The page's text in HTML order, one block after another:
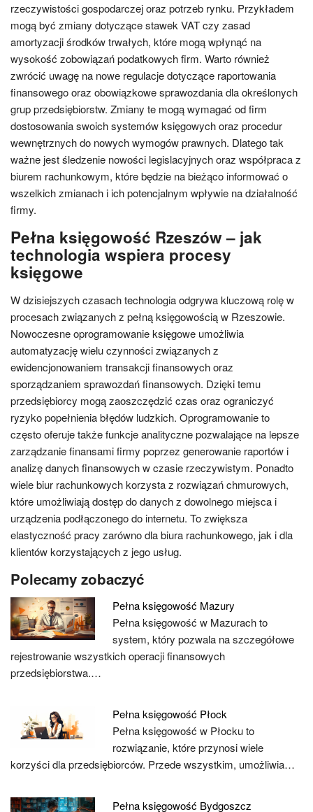
rzeczywistości gospodarczej oraz potrzeb rynku. Przykładem
mogą być zmiany dotyczące stawek VAT czy zasad
amortyzacji środków trwałych, które mogą wpłynąć na
wysokość zobowiązań podatkowych firm. Warto również
zwrócić uwagę na nowe regulacje dotyczące raportowania
finansowego oraz obowiązkowe sprawozdania dla określonych
grup przedsiębiorstw. Zmiany te mogą wymagać od firm
dostosowania swoich systemów księgowych oraz procedur
wewnętrznych do nowych wymogów prawnych. Dlatego tak
ważne jest śledzenie nowości legislacyjnych oraz współpraca z
biurem rachunkowym, które będzie na bieżąco informować o
wszelkich zmianach i ich potencjalnym wpływie na działalność
firmy.
Pełna księgowość Rzeszów – jak
technologia wspiera procesy
księgowe
W dzisiejszych czasach technologia odgrywa kluczową rolę w
procesach związanych z pełną księgowością w Rzeszowie.
Nowoczesne oprogramowanie księgowe umożliwia
automatyzację wielu czynności związanych z
ewidencjonowaniem transakcji finansowych oraz
sporządzaniem sprawozdań finansowych. Dzięki temu
przedsiębiorcy mogą zaoszczędzić czas oraz ograniczyć
ryzyko popełnienia błędów ludzkich. Oprogramowanie to
często oferuje także funkcje analityczne pozwalające na lepsze
zarządzanie finansami firmy poprzez generowanie raportów i
analizę danych finansowych w czasie rzeczywistym. Ponadto
wiele biur rachunkowych korzysta z rozwiązań chmurowych,
które umożliwiają dostęp do danych z dowolnego miejsca i
urządzenia podłączonego do internetu. To zwiększa
elastyczność pracy zarówno dla biura rachunkowego, jak i dla
klientów korzystających z jego usług.
Polecamy zobaczyć
Pełna księgowość Mazury
Pełna księgowość w Mazurach to
system, który pozwala na szczegółowe
rejestrowanie wszystkich operacji finansowych
przedsiębiorstwa.…
Pełna księgowość Płock
Pełna księgowość w Płocku to
rozwiązanie, które przynosi wiele
korzyści dla przedsiębiorców. Przede wszystkim, umożliwia…
Pełna księgowość Bydgoszcz